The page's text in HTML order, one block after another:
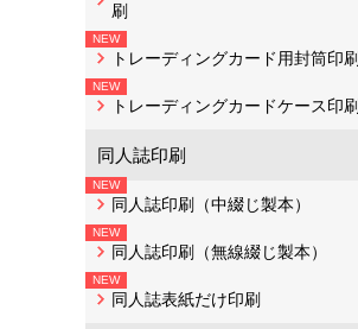
刷
トレーディングカード用封筒印刷
トレーディングカードケース印刷
同人誌印刷
同人誌印刷（中綴じ製本）
同人誌印刷（無線綴じ製本）
同人誌表紙だけ印刷